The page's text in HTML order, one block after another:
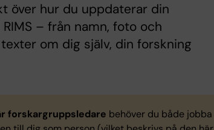
över hur du uppdaterar din
– från namn, foto och
om dig själv, din forskning
forskargruppsledare behöver du både jobba